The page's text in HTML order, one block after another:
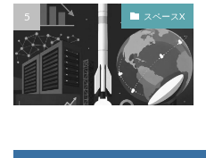
スペースX